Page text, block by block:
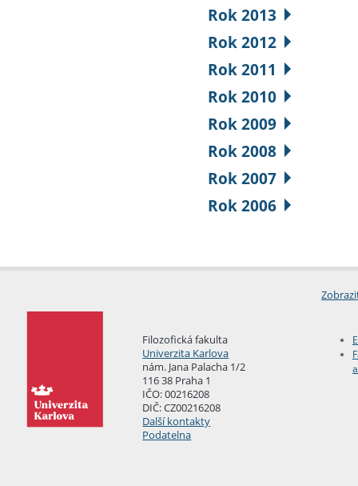
Rok 2013
Rok 2012
Rok 2011
Rok 2010
Rok 2009
Rok 2008
Rok 2007
Rok 2006
Filozofická fakulta
Univerzita Karlova
nám. Jana Palacha 1/2
116 38 Praha 1
IČO: 00216208
DIČ: CZ00216208
Další kontakty
Podatelna